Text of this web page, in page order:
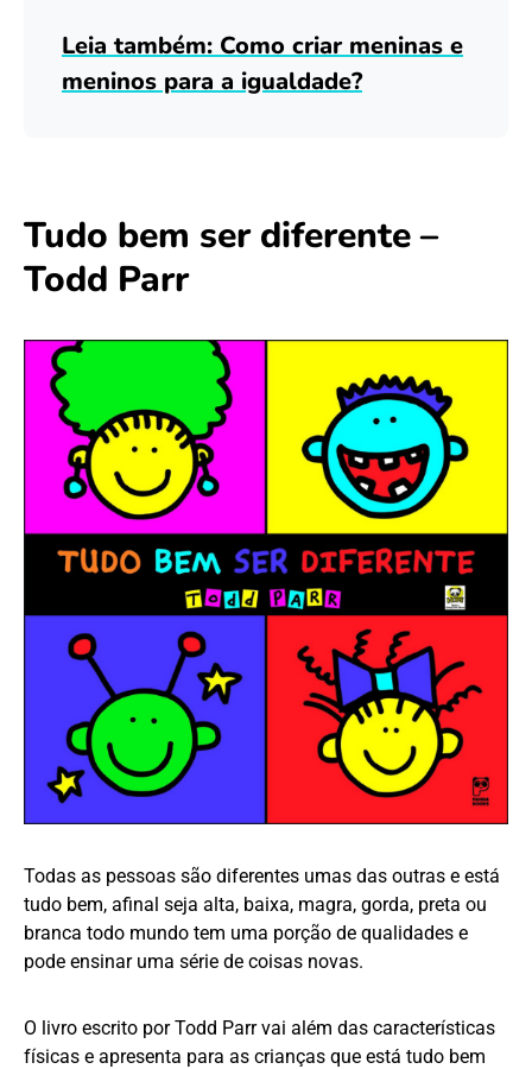
Leia também: Como criar meninas e
meninos para a igualdade?
Tudo bem ser diferente –
Todd Parr
Todas as pessoas são diferentes umas das outras e está
tudo bem, afinal seja alta, baixa, magra, gorda, preta ou
branca todo mundo tem uma porção de qualidades e
pode ensinar uma série de coisas novas.
O livro escrito por Todd Parr vai além das características
físicas e apresenta para as crianças que está tudo bem